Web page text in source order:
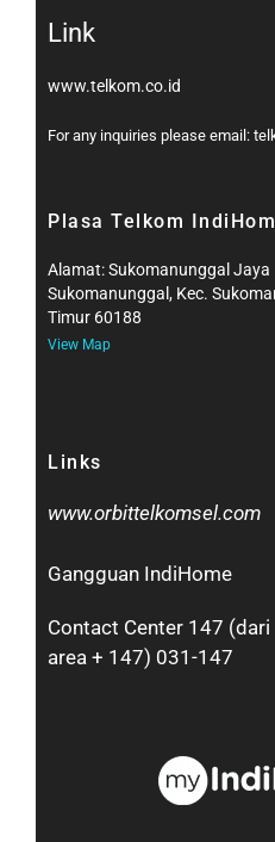
Link
www.telkom.co.id
For any inquiries please email:
Plasa Telkom
Alamat: Sukomanunggal Jaya
Sukomanunggal, Kec.
Timur 60188
View Map
Links
www.orbittelkomsel.com
Gangguan IndiHome
Contact Center 147
area + 147) 031-147